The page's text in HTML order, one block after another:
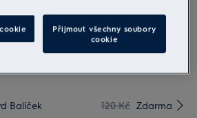
Balíček 120 Kč Zdarma
Přijmout všechny soubory
cookie